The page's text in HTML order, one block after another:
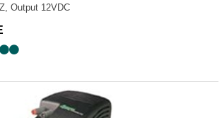
Output 12VDC